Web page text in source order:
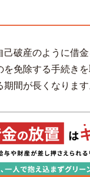
己破産のように借
免除する手続きを
間が長くなります